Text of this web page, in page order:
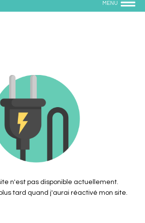
MENU
n'est pas disponible actuellement.
tard quand j'aurai réactivé mon site.